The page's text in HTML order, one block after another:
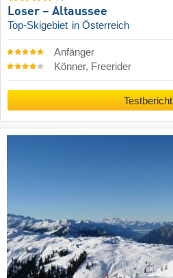
Loser – Altaussee
Top-Skigebiet in Österreich
Anfänger
Könner, Freerider
Testbericht